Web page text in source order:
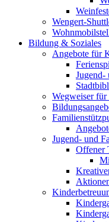
Wengert-
Bildung & Soziales
Angebote für
Jugend-
Wegweiser für
Jugend- und
Offener